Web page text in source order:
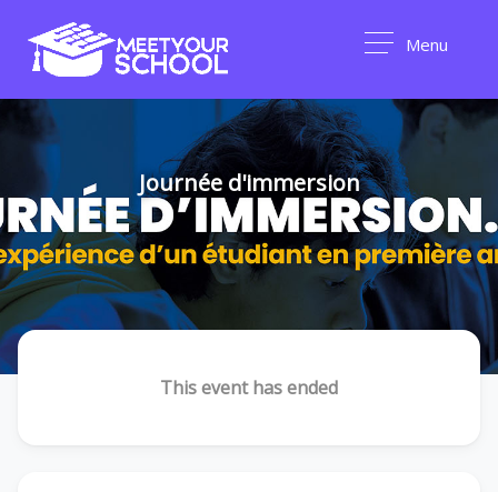
Menu
Journée d'immersion
This event has ended